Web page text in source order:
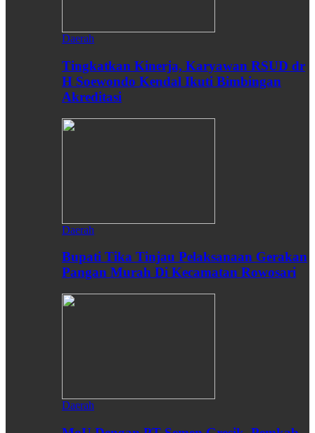
Daerah
Tingkatkan Kinerja, Karyawan RSUD dr
H Soewondo Kendal Ikuti Bimbingan
Akreditasi
Daerah
Bupati Tika Tinjau Pelaksanaan Gerakan
Pangan Murah Di Kecamatan Rowosari
Daerah